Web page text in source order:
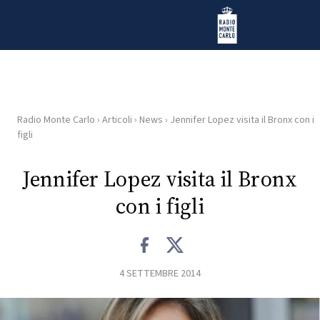
Radio Monte Carlo
HOME
RADIO
Radio Monte Carlo › Articoli › News › Jennifer Lopez visita il Bronx con i
figli
Jennifer Lopez visita il Bronx
con i figli
4 SETTEMBRE 2014